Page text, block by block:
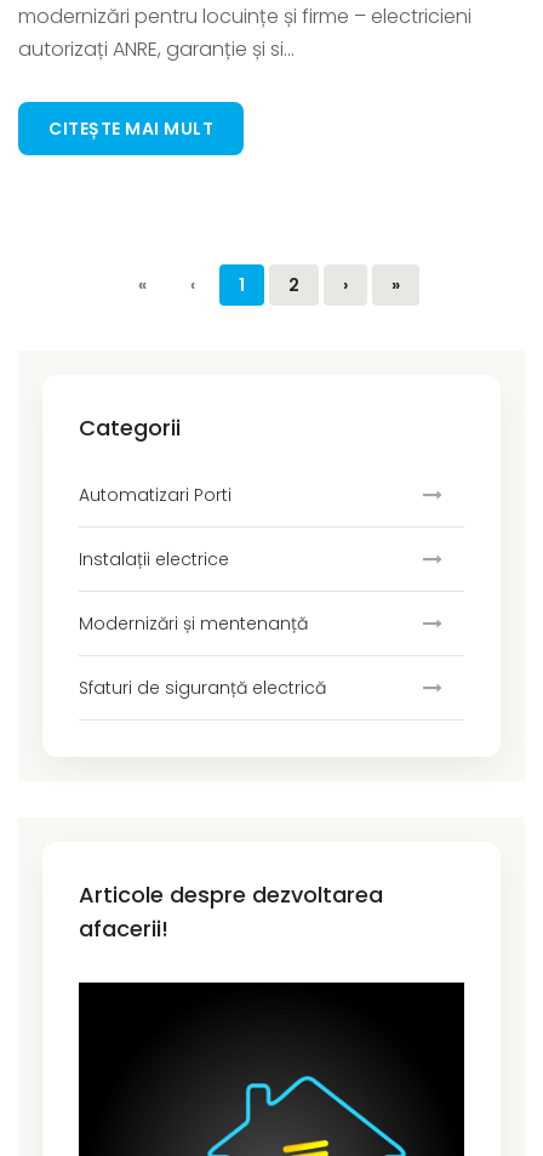
modernizări pentru locuințe și firme – electricieni
autorizați ANRE, garanție și si...
CITEȘTE MAI MULT
« ‹ 1 2 › »
Categorii
Automatizari Porti
Instalații electrice
Modernizări și mentenanță
Sfaturi de siguranță electrică
Articole despre dezvoltarea
afacerii!